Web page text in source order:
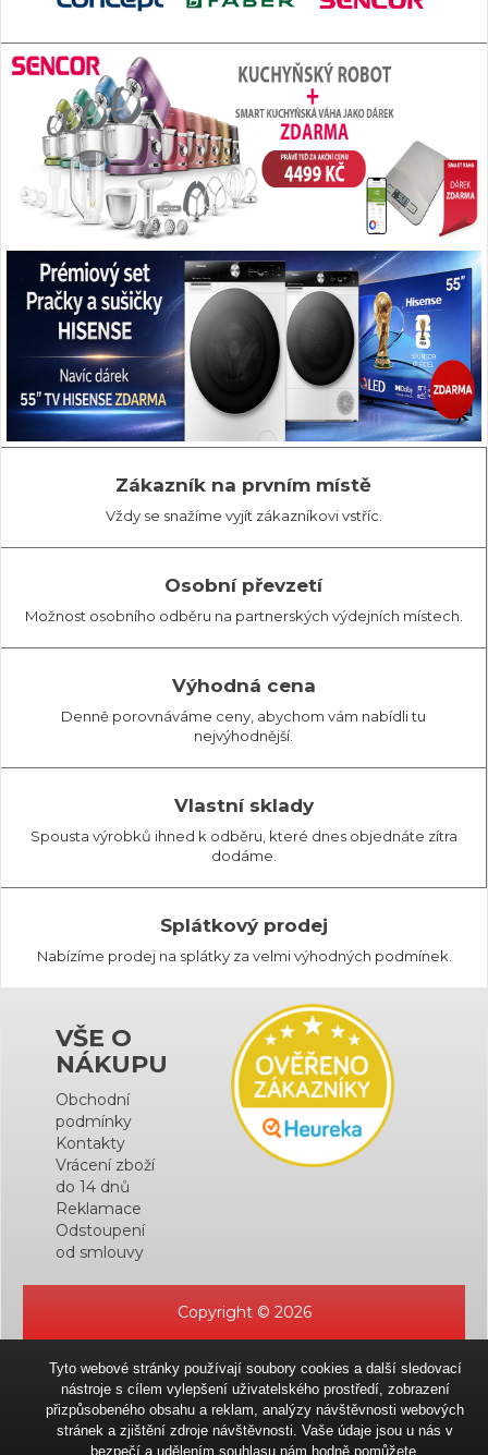
Zákazník na prvním místě
Vždy se snažíme vyjít zákazníkovi vstříc.
Osobní převzetí
Možnost osobního odběru na partnerských výdejních místech.
Výhodná cena
Denně porovnáváme ceny, abychom vám nabídli tu
nejvýhodnější.
Vlastní sklady
Spousta výrobků ihned k odběru, které dnes objednáte zítra
dodáme.
Splátkový prodej
Nabízíme prodej na splátky za velmi výhodných podmínek.
VŠE O
NÁKUPU
Obchodní
podmínky
Kontakty
Vrácení zboží
do 14 dnů
Reklamace
Odstoupení
od smlouvy
Copyright © 2026
Tyto webové stránky používají soubory cookies a další sledovací
nástroje s cílem vylepšení uživatelského prostředí, zobrazení
přizpůsobeného obsahu a reklam, analýzy návštěvnosti webových
stránek a zjištění zdroje návštěvnosti. Vaše údaje jsou u nás v
bezpečí a udělením souhlasu nám hodně pomůžete.